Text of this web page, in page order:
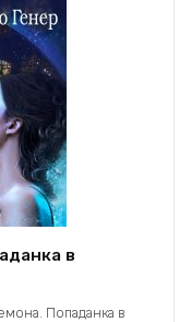
в
Попаданка в